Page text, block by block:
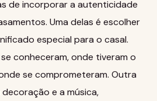
de incorporar a autenticidade
Uma delas é escolher
especial para o casal.
conheceram, onde tiveram o
se comprometeram. Outra
e a música,